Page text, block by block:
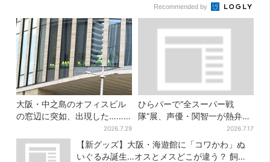
Recommended by
大阪・中之島のオフィスビル
の窓辺に突如、出現した……
巨大インコ「何かいる」「朝
からビビった」、その正体と
は？
2026.7.29
ひらパーで“全スーパー戦
隊”展、声優・関智一が熱弁
「今、大阪に全戦力が集中し
ております」
2026.7.17
【新グッズ】大阪・海遊館に「コワかわ」ぬ
いぐるみ誕生…オスとメスどこが違う？ 飼育